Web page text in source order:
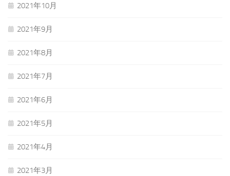
2021年10月
2021年9月
2021年8月
2021年7月
2021年6月
2021年5月
2021年4月
2021年3月